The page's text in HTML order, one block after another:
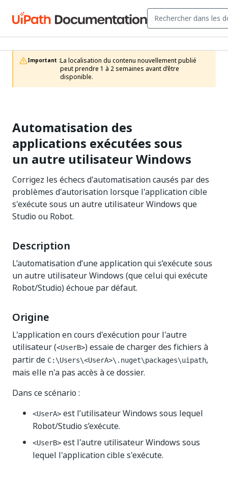
Important :La localisation du contenu nouvellement publié
peut prendre 1 à 2 semaines avant d’être
disponible.
Automatisation des
applications exécutées sous
un autre utilisateur Windows
Corrigez les échecs d'automatisation causés par des
problèmes d'autorisation lorsque l'application cible
s'exécute sous un autre utilisateur Windows que
Studio ou Robot.
Description
L’automatisation d’une application qui s’exécute sous
un autre utilisateur Windows (que celui qui exécute
Robot/Studio) échoue par défaut.
Origine
L'application en cours d'exécution pour l'autre
utilisateur (<UserB>) essaie de charger des fichiers à
partir de C:\Users\<UserA>\.nuget\packages\uipath,
mais elle n'a pas accès à ce dossier.
Dans ce scénario :
<UserA> est l’utilisateur Windows sous lequel
Robot/Studio s’exécute.
<UserB> est l'autre utilisateur Windows sous
lequel l'application cible s'exécute.